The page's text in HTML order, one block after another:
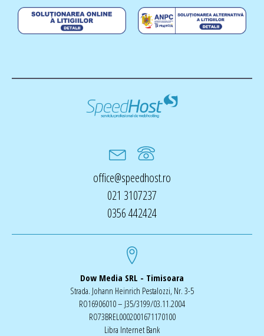
office@speedhost.ro
021 3107237
0356 442424
Dow Media SRL - Timisoara
Strada. Johann Heinrich Pestalozzi, Nr. 3-5
RO16906010 – J35/3199/03.11.2004
RO73BREL0002001671170100
Libra Internet Bank